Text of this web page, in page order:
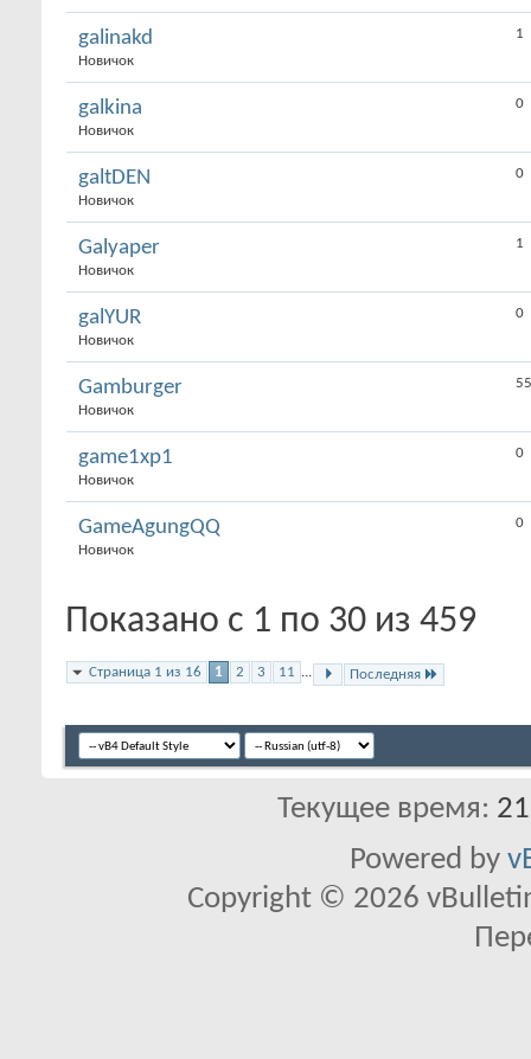
galinakd
Новичок
1
galkina
Новичок
0
galtDEN
Новичок
0
Galyaper
Новичок
1
galYUR
Новичок
0
Gamburger
Новичок
55
game1xp1
Новичок
0
GameAgungQQ
Новичок
0
Показано с 1 по 30 из 459
Страница 1 из 16 1 2 3 11 ... Последняя
Текущее время:
Powered by
Copyright © 2026